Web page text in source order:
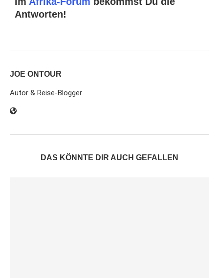
Antworten!
JOE ONTOUR
Autor & Reise-Blogger
DAS KÖNNTE DIR AUCH GEFALLEN